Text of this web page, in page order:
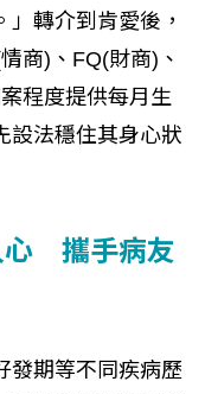
轉介到肯愛後，
商)、FQ(財商)、
程度提供每月生
設法穩住其身心狀
心 攜手病友
發期等不同疾病歷